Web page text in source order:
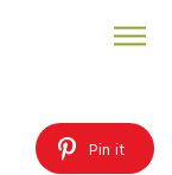
Pin it